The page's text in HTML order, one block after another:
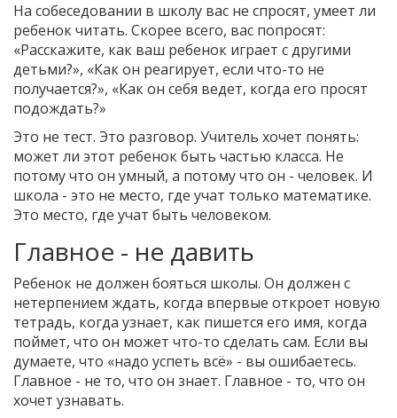
На собеседовании в школу вас не спросят, умеет ли
ребенок читать. Скорее всего, вас попросят:
«Расскажите, как ваш ребенок играет с другими
детьми?», «Как он реагирует, если что-то не
получается?», «Как он себя ведет, когда его просят
подождать?»
Это не тест. Это разговор. Учитель хочет понять:
может ли этот ребенок быть частью класса. Не
потому что он умный, а потому что он - человек. И
школа - это не место, где учат только математике.
Это место, где учат быть человеком.
Главное - не давить
Ребенок не должен бояться школы. Он должен с
нетерпением ждать, когда впервые откроет новую
тетрадь, когда узнает, как пишется его имя, когда
поймет, что он может что-то сделать сам. Если вы
думаете, что «надо успеть всё» - вы ошибаетесь.
Главное - не то, что он знает. Главное - то, что он
хочет узнавать.